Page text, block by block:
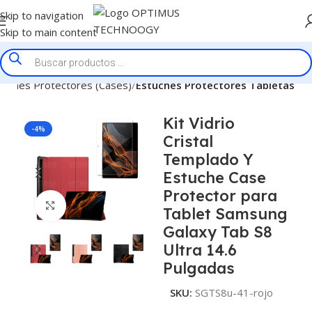
Skip to navigation
Skip to main content
Protectores (Cases) Estuches Protectores Tabletas
-4%
Click to enlarge
Kit Vidrio
Cristal
Templado Y
Estuche Case
Protector para
Tablet Samsung
Galaxy Tab S8
Ultra 14.6
Pulgadas
SKU: SGTS8u-41-rojo